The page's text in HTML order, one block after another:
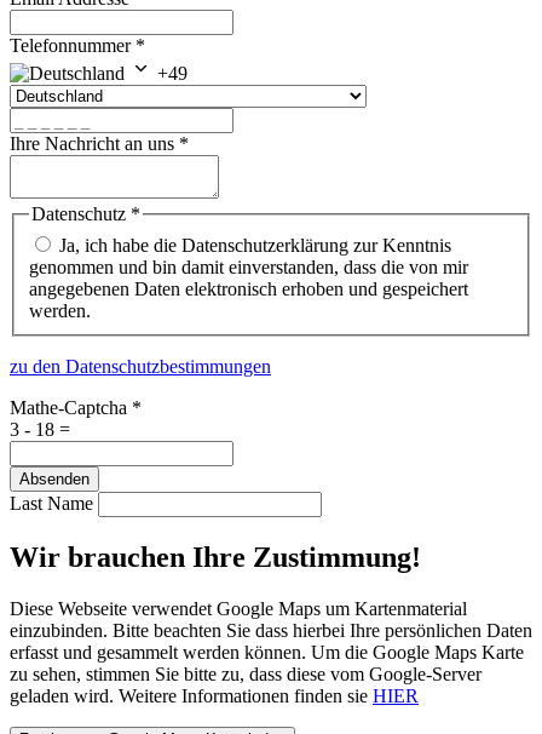
Telefonnummer *
+49
Ihre Nachricht an uns *
Datenschutz *
Ja, ich habe die Datenschutzerklärung zur Kenntnis
genommen und bin damit einverstanden, dass die von mir
angegebenen Daten elektronisch erhoben und gespeichert
werden.
zu den Datenschutzbestimmungen
Mathe-Captcha *
3 - 18 =
Absenden
Last Name
Wir brauchen Ihre Zustimmung!
Diese Webseite verwendet Google Maps um Kartenmaterial
einzubinden. Bitte beachten Sie dass hierbei Ihre persönlichen Daten
erfasst und gesammelt werden können. Um die Google Maps Karte
zu sehen, stimmen Sie bitte zu, dass diese vom Google-Server
geladen wird. Weitere Informationen finden sie HIER